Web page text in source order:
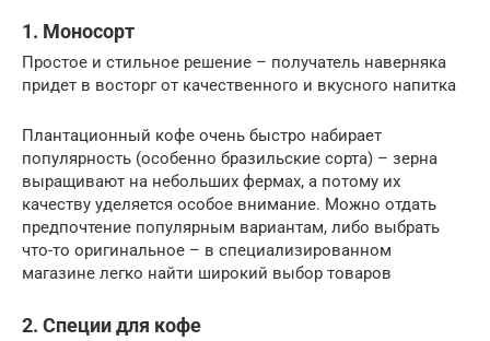
1. Моносорт
Простое и стильное решение – получатель наверняка
придет в восторг от качественного и вкусного напитка
Плантационный кофе очень быстро набирает
популярность (особенно бразильские сорта) – зерна
выращивают на небольших фермах, а потому их
качеству уделяется особое внимание. Можно отдать
предпочтение популярным вариантам, либо выбрать
что-то оригинальное – в специализированном
магазине легко найти широкий выбор товаров
2. Специи для кофе